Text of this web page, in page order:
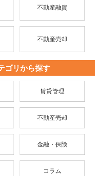
不動産融資
不動産売却
ゴリから探す
賃貸管理
不動産売却
金融・保険
コラム